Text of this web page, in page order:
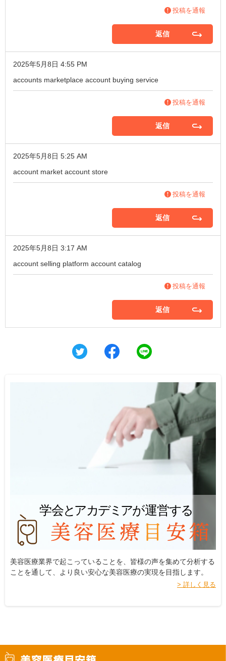
投稿を通報
返信
2025年5月8日 4:55 PM
accounts marketplace account buying service
投稿を通報
返信
2025年5月8日 5:25 AM
account market account store
投稿を通報
返信
2025年5月8日 3:17 AM
account selling platform account catalog
投稿を通報
返信
美容医療業界で起こっていることを、皆様の声を集めて分析する
ことを通して、より良い安心な美容医療の実現を目指します。
> 詳しく見る